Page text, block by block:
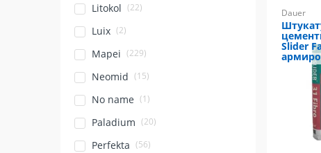
Litokol (22)
Luix (2)
Mapei (229)
Neomid (15)
No name (1)
Paladium (20)
Perfekta (56)
Dauer
Slider